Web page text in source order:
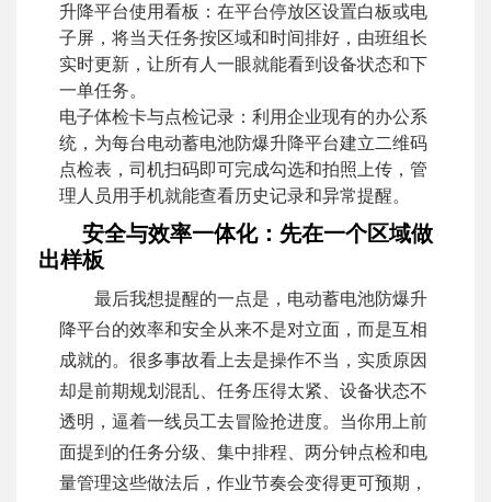
升降平台使用看板：在平台停放区设置白板或电
子屏，将当天任务按区域和时间排好，由班组长
实时更新，让所有人一眼就能看到设备状态和下
一单任务。
电子体检卡与点检记录：利用企业现有的办公系
统，为每台电动蓄电池防爆升降平台建立二维码
点检表，司机扫码即可完成勾选和拍照上传，管
理人员用手机就能查看历史记录和异常提醒。
安全与效率一体化：先在一个区域做
出样板
最后我想提醒的一点是，电动蓄电池防爆升
降平台的效率和安全从来不是对立面，而是互相
成就的。很多事故看上去是操作不当，实质原因
却是前期规划混乱、任务压得太紧、设备状态不
透明，逼着一线员工去冒险抢进度。当你用上前
面提到的任务分级、集中排程、两分钟点检和电
量管理这些做法后，作业节奏会变得更可预期，